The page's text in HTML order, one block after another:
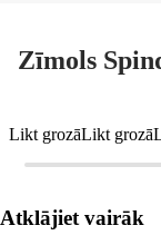
Zīmols
Likt grozāLikt grozā
Atklājiet vairāk